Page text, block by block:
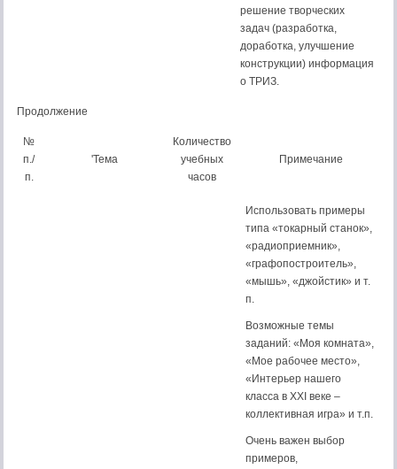
решение творческих
задач (разработка,
доработка, улучшение
конструкции) информация
о ТРИЗ.
Продолжение
№
п./
п.
'Тема
Количество
учебных
часов
Примечание
Использовать примеры
типа «то­карный станок»,
«радиоприемник»,
«графопостроитель»,
«мышь», «джойстик» и т.
п.
Возможные темы
заданий: «Моя комната»,
«Мое рабочее место»,
«Интерьер нашего
класса в XXI веке –
коллективная игра» и т.п.
Очень важен выбор
примеров,